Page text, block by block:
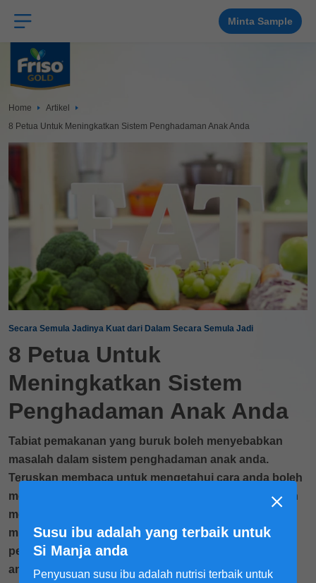
kandungan
utama
Susu ibu adalah yang terbaik untuk
Si Manja anda
Penyusuan susu ibu adalah nutrisi terbaik untuk
Minta Sample
Home
Artikel
8 Petua Untuk Meningkatkan Sistem Penghadaman Anak Anda
Secara Semula Jadinya Kuat dari Dalam Secara Semula Jadi
8 Petua Untuk
Meningkatkan Sistem
Penghadaman Anak Anda
Tabiat pemakanan yang buruk boleh menyebabkan
masalah dalam sistem penghadaman anak anda.
Teruskan membaca untuk mengetahui cara anda boleh
membantu mereka menigkatkan sistem penghadaman
mereka. Kami telah menyediakan beberapa petua
mudah untuk anda ikuti, termasuk perubahan yang
perlu dilakukan pada diet dan gaya hidup harian anak
anda.